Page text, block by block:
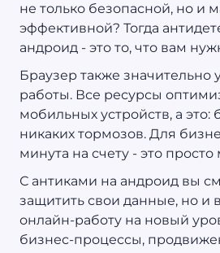
не только безопасной, но и
эффективной? Тогда
андроид - это то, что вам
Браузер также значительно
работы. Все ресурсы
мобильных устройств, а это:
никаких тормозов. Для
минута на счету - это просто
С антиками на андроид вы
защитить свои данные, но и
онлайн-работу на новый
бизнес-процессы,